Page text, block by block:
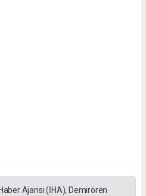
Ajansı (İHA), Demirören